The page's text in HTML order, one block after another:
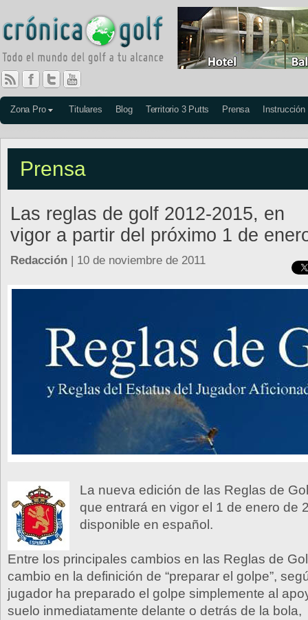
Zona Pro Titulares Blog Territorio 3 Putts Prensa Instrucción
Prensa
Las reglas de golf 2012-2015, en
vigor a partir del próximo 1 de
Redacción | 10 de noviembre de 2011
La nueva edición de las Reglas de
que entrará en vigor el 1 de enero de
disponible en español.
Entre los principales cambios en las Reglas de
cambio en la definición de “preparar el golpe”,
jugador ha preparado el golpe simplemente al
suelo inmediatamente delante o detrás de la bola,